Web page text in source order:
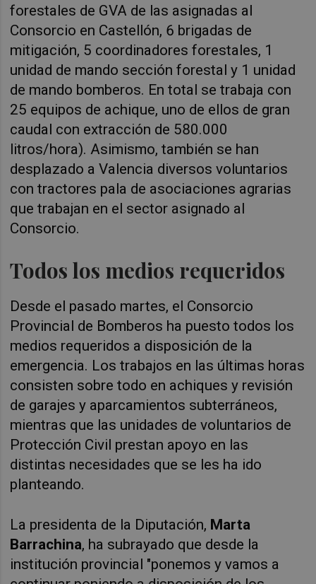
forestales de GVA de las asignadas al
Consorcio en Castellón, 6 brigadas de
mitigación, 5 coordinadores forestales, 1
unidad de mando sección forestal y 1 unidad
de mando bomberos. En total se trabaja con
25 equipos de achique, uno de ellos de gran
caudal con extracción de 580.000
litros/hora). Asimismo, también se han
desplazado a Valencia diversos voluntarios
con tractores pala de asociaciones agrarias
que trabajan en el sector asignado al
Consorcio.
Todos los medios requeridos
Desde el pasado martes, el Consorcio
Provincial de Bomberos ha puesto todos los
medios requeridos a disposición de la
emergencia. Los trabajos en las últimas horas
consisten sobre todo en achiques y revisión
de garajes y aparcamientos subterráneos,
mientras que las unidades de voluntarios de
Protección Civil prestan apoyo en las
distintas necesidades que se les ha ido
planteando.
La presidenta de la Diputación, Marta
Barrachina, ha subrayado que desde la
institución provincial "ponemos y vamos a